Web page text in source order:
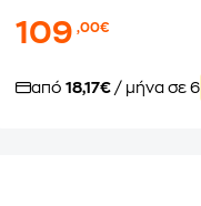
109,00€
από18,17€ / μήνα σε 6